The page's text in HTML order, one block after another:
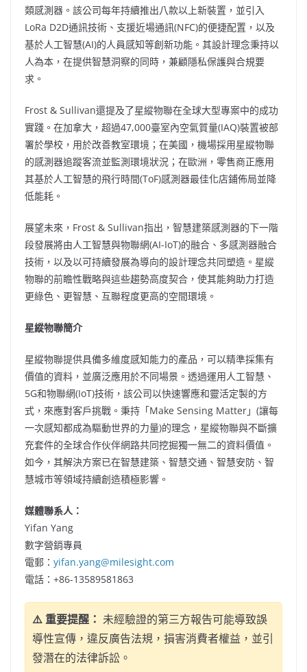
類感測器。該公司每年持續推出八款以上新裝置，並引入
LoRa D2D通訊技術、支援近場通訊(NFC)的便捷配置，以及
基於人工智慧(AI)的人員感知等創新功能。其設計理念秉持以
人為本，在提供智慧洞察的同時，兼顧隱私保護與合規要
求。
Frost & Sullivan還提及了星縱物聯在全球大型專案中的成功
實踐。在加拿大，超過47,000臺室內空氣質量(IAQ)裝置被部
署於學校，用於改善教室環境；在美國，機場採用星縱物聯
的感測器追蹤客流並監測環境狀況；在歐洲，零售商正應用
其基於人工智慧的飛行時間(ToF)感測器最佳化店鋪佈局並降
低能耗。
展望未來，Frost & Sullivan指出，智慧建築感測器的下一階
段發展將由人工智慧與物聯網(AI-IoT)的融合、多感測器融合
技術，以及以可持續發展為導向的設計理念共同塑造。星縱
物聯的前瞻性戰略與這些趨勢高度契合，使其能夠助力打造
更綠色、更智慧、互聯程度更高的空間環境。
星縱物聯簡介
星縱物聯提供具備多維度感知能力的產品，可以精準採集有
價值的資料，並廣泛應用於不同場景。透過運用人工智慧、
5G和物聯網(IoT)技術，該公司以快速響應和靈活定製的方
式，來應對客戶挑戰。秉持 「Make Sensing Matter」(讓每
一次感知都成為驅動世界的力量)的理念，星縱物聯與不斷擴
充套件的全球合作伙伴網路共同挖掘獨一無二的資料價值。
如今，其解決方案已在智慧建築、智慧交通、智慧安防、智
慧城市等領域持續創造積極影響。
媒體聯系人：
Yifan Yang
數字營銷專員
電郵： yifan.yang@milesight.com
電話：+86-13589581863
⚠️ 重要提醒： 未經驗證的第三方報告可能導致誤
導性宣傳，違反廣告法規，損害消費者權益，並引
發潛在的法律訴訟。